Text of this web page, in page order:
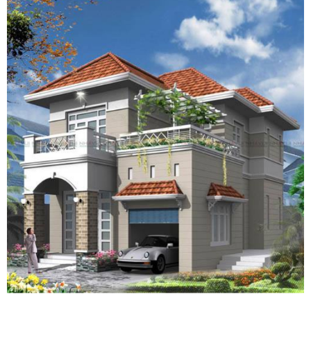
- Văn Phòng : L2-11, KDC Phú Gia 2, KP5, P.Trảng
Dài, TP. Biên Hòa, tỉnh Đồng Nai
Trụ Sở Chính: 35/211, Tổ 17, Kp3,P. Trảng Dài
,Biên Hoà Đồng Nai
- Hotline: 0974 775 625 - 02513990002 (Mr Hải)
- MST : 3603372821
- Email:xaydungbinhanle@gmail.com
-
vuonghaiduong.xd@gmail.com
- Website: xaydungbinhanle.com